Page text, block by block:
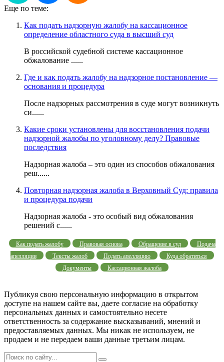
Еще по теме:
Как подать надзорную жалобу на кассационное
определение областного суда в высший суд
В российской судебной системе кассационное
обжалование ......
Где и как подать жалобу на надзорное постановление —
основания и процедура
После надзорных рассмотрения в суде могут возникнуть
си......
Какие сроки установлены для восстановления подачи
надзорной жалобы по уголовному делу? Правовые
последствия
Надзорная жалоба – это один из способов обжалования
реш......
Повторная надзорная жалоба в Верховный Суд: правила
и процедура подачи
Надзорная жалоба - это особый вид обжалования
решений с......
Как подать жалобу Правовая основа Обращение в суд
Подача
апелляции
Тексты жалоб Подать апелляцию
Куда обратиться
Документы
Кассационная жалоба
Публикуя свою персональную информацию в открытом
доступе на нашем сайте вы, даете согласие на обработку
персональных данных и самостоятельно несете
ответственность за содержание высказываний, мнений и
предоставляемых данных. Мы никак не используем, не
продаем и не передаем ваши данные третьим лицам.